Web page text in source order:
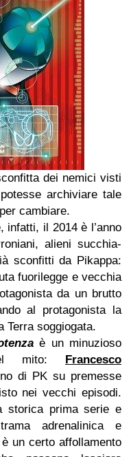
dei nemici visti
archiviare tale
cambiare.
infatti, il 2014 è l’anno
alieni succhia-
sconfitti da Pikappa:
fuorilegge e vecchia
da un brutto
al protagonista la
Terra soggiogata.
è un minuzioso
mito: Francesco
di PK su premesse
nei vecchi episodi.
storica prima serie e
adrenalinica e
un certo affollamento